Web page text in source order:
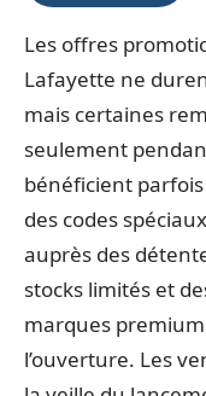
Les offres
Lafayette ne
mais certaines
seulement
bénéficient parfois
des codes
auprès des
stocks limités et
marques
l’ouverture. Les